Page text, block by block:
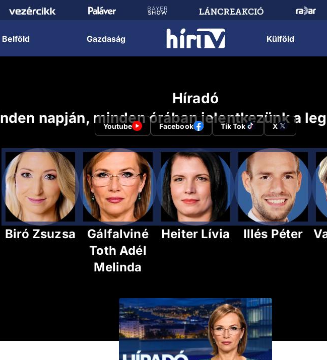
Belföld Gazdaság Külföld
Híradó
napján, minden órában jelentkezünk a
Youtube Facebook Tik Tok X
Biró Zsuzsa
Gálfalviné
Toth Adél
Melinda
Heiter Lívia Illés Péter